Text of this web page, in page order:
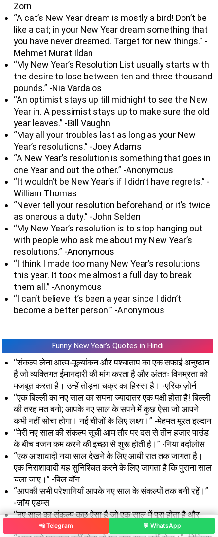
Zorn
“A cat’s New Year dream is mostly a bird! Don’t be
like a cat; in your New Year dream something that
you have never dreamed. Target for new things.” -
Mehmet Murat Ildan
“My New Year’s Resolution List usually starts with
the desire to lose between ten and three thousand
pounds.” -Nia Vardalos
“An optimist stays up till midnight to see the New
Year in. A pessimist stays up to make sure the old
year leaves.” -Bill Vaughn
“May all your troubles last as long as your New
Year’s resolutions.” -Joey Adams
“A New Year’s resolution is something that goes in
one Year and out the other.” -Anonymous
“It wouldn’t be New Year’s if I didn’t have regrets.” -
William Thomas
“Never tell your resolution beforehand, or it’s twice
as onerous a duty.” -John Selden
“My New Year’s resolution is to stop hanging out
with people who ask me about my New Year’s
resolutions.” -Anonymous
“I think I made too many New Year’s resolutions
this year. It took me almost a full day to break
them all.” -Anonymous
“I can’t believe it’s been a year since I didn’t
become a better person.” -Anonymous
Funny New Year’s Quotes in Hindi
“संकल्प लेना आत्म-मूल्यांकन और पश्चाताप का एक सफाई अनुष्ठान
है जो व्यक्तिगत ईमानदारी की मांग करता है और अंततः विनम्रता को
मजबूत करता है। उन्हें तोड़ना चक्र का हिस्सा है। -एरिक ज़ोर्न
“एक बिल्ली का नए साल का सपना ज्यादातर एक पक्षी होता है! बिल्ली
की तरह मत बनो; आपके नए साल के सपने में कुछ ऐसा जो आपने
कभी नहीं सोचा होगा। नई चीज़ों के लिए लक्ष्य।” -मेहमत मूरत इल्दान
“मेरी नए साल की संकल्प सूची आम तौर पर दस से तीन हजार पाउंड
के बीच वजन कम करने की इच्छा से शुरू होती है।” -निया वर्दालोस
“एक आशावादी नया साल देखने के लिए आधी रात तक जागता है।
एक निराशावादी यह सुनिश्चित करने के लिए जागता है कि पुराना साल
चला जाए।” -बिल वॉन
“आपकी सभी परेशानियाँ आपके नए साल के संकल्पों तक बनी रहें।”
-जॉय एडम्स
“नए साल का संकल्प कुछ ऐसा है जो एक साल में पूरा होता है और
दूसरे साल में खत्म हो जाता है।” -गुमनाम
📲 Telegram 💬 WhatsApp